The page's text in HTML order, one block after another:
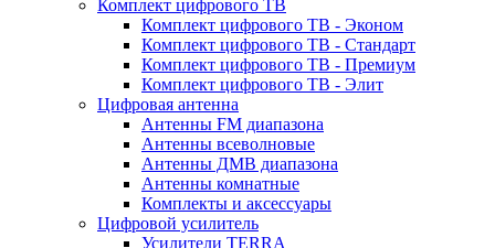
Комплект цифрового ТВ
Комплект цифрового ТВ - Эконом
Комплект цифрового ТВ - Стандарт
Комплект цифрового ТВ - Премиум
Комплект цифрового ТВ - Элит
Цифровая антенна
Антенны FM диапазона
Антенны всеволновые
Антенны ДМВ диапазона
Антенны комнатные
Комплекты и аксессуары
Цифровой усилитель
Усилители TERRA